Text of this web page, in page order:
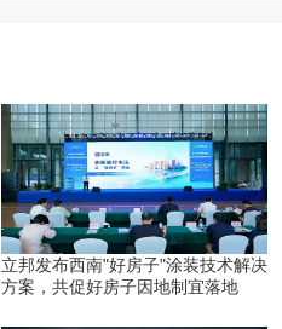
立邦发布西南"好房子"涂装技术解决
方案，共促好房子因地制宜落地